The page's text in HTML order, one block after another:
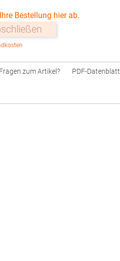
Bestellung hier ab.
Fragen zum Artikel? PDF-Datenblatt